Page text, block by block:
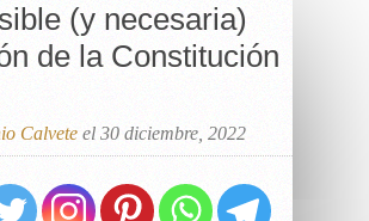
(y necesaria)
de la Constitución
Calvete el 30 diciembre, 2022